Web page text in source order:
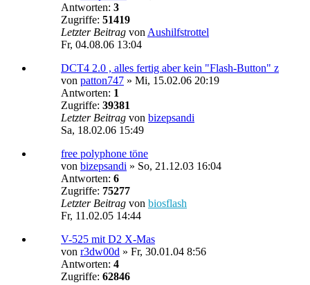
Antworten: 3
Zugriffe: 51419
Letzter Beitrag von Aushilfstrottel
Fr, 04.08.06 13:04
DCT4 2.0 , alles fertig aber kein "Flash-Button" z
von patton747 » Mi, 15.02.06 20:19
Antworten: 1
Zugriffe: 39381
Letzter Beitrag von bizepsandi
Sa, 18.02.06 15:49
free polyphone töne
von bizepsandi » So, 21.12.03 16:04
Antworten: 6
Zugriffe: 75277
Letzter Beitrag von biosflash
Fr, 11.02.05 14:44
V-525 mit D2 X-Mas
von r3dw00d » Fr, 30.01.04 8:56
Antworten: 4
Zugriffe: 62846